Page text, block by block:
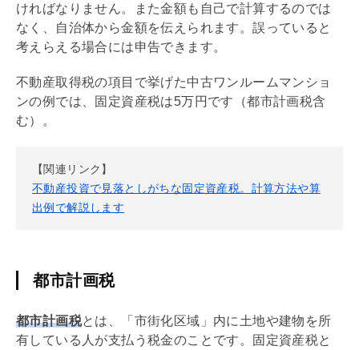
ければなりません。また金額も自己で計算するのでは
なく、自治体から金額を伝えられます。誤っていると
考えらえる場合には申告できます。
不動産取得税の項目で挙げた中古ワンルームマンショ
ンの例では、 固定資産税は5万円です（都市計画税含
む）。
【関連リンク】
不動産投資で見落としがちな固定資産税。計算方法や算
出例で解説します
都市計画税
都市計画税とは、「 市街化区域 」内に土地や建物を所
有している人が支払う税金のことです。
固定資産税と